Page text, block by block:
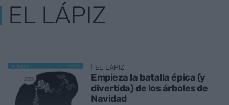
EL LÁPIZ
EL LÁPIZ
Empieza la batalla épica (y
divertida) de los árboles de
Navidad